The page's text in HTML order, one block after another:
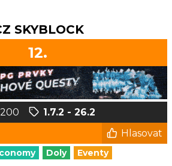
SKYBLOCK
12.
1.7.2 - 26.2
Hlasovat
Doly Eventy